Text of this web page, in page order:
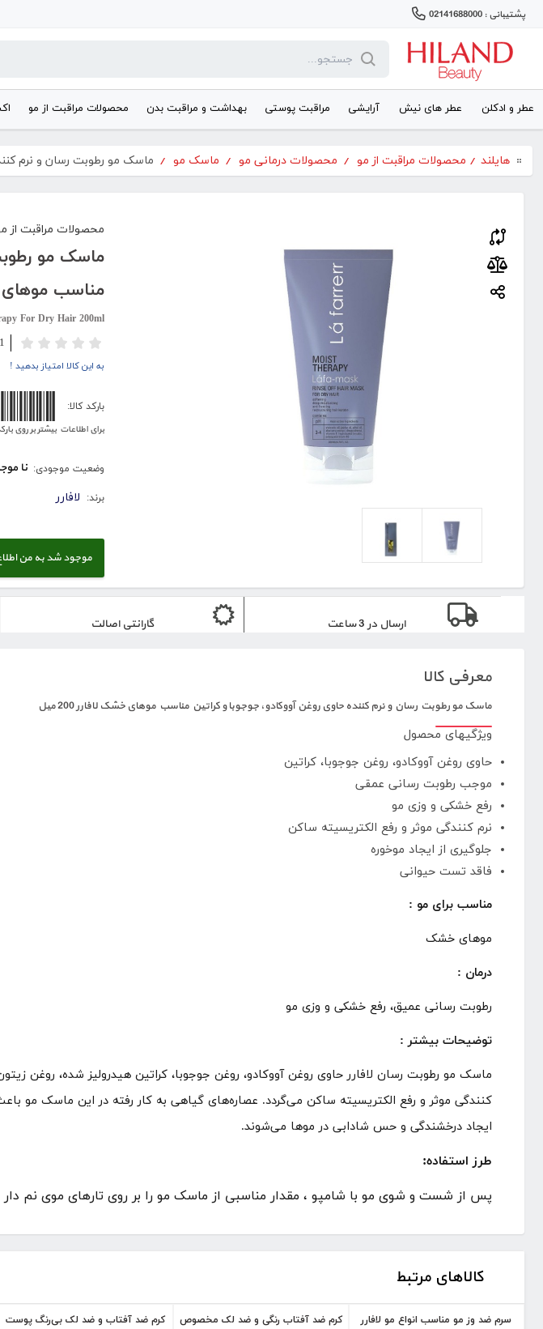
پشتیبانی : 02141688000
عطر و ادکلن عطر های نیش آرایشی مراقبت پوستی بهداشت و مراقبت بدن محصولات مراقبت از مو
هایلند / محصولات مراقبت از مو / محصولات درمانی مو / ماسک مو / ماسک مو رطوبت رسان و نرم کننده
محصولات مراقبت از
ماسک مو
مناسب موهای
For Dry Hair 200ml
1
به این کالا امتیاز بدهید !
بارکد کالا:
برای اطلاعات بیشتر بر روی
وضعیت موجودی: نا
برند: لافارر
موجود شد به من
ارسال در 3 ساعت گارانتی اصالت
معرفی کالا
ماسک مو رطوبت رسان و نرم کننده حاوی روغن آووکادو، جوجوبا و کراتین مناسب موهای خشک لافارر 200 میل
ویژگیهای محصول
حاوی روغن آووکادو، روغن جوجوبا، کراتین
موجب رطوبت رسانی عمقی
رفع خشکی و وزی مو
نرم کنندگی موثر و رفع الکتریسیته ساکن
جلوگیری از ایجاد موخوره
فاقد تست حیوانی
مناسب برای مو :
موهای خشک
درمان :
رطوبت رسانی عمیق، رفع خشکی و وزی مو
توضیحات بیشتر :
کنندگی موثر و رفع الکتریسیته ساکن می‌گردد. عصاره‌های گیاهی به کار رفته در این ماسک مو
ایجاد درخشندگی و حس شادابی در موها می‌شوند.
طرز استفاده:
پس از شست و شوی مو با شامپو ، مقدار مناسبی از ماسک مو را بر روی تارهای موی نم دار پخش نموده و با ملایمت
کالاهای مرتبط
سرم ضد وز مو مناسب انواع مو لافارر
کرم ضد آفتاب رنگی و ضد لک مخصوص
کرم ضد آفتاب و ضد لک بی‌رنگ پوست